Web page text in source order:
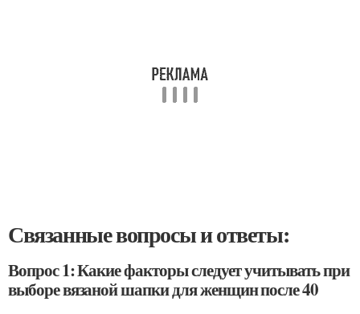
Связанные вопросы и ответы:
Вопрос 1: Какие факторы следует учитывать при
выборе вязаной шапки для женщин после 40